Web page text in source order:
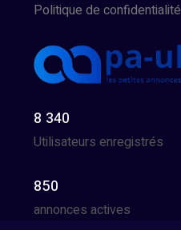
Politique de confidentialité
8 340
Utilisateurs enregistrés
850
annonces actives